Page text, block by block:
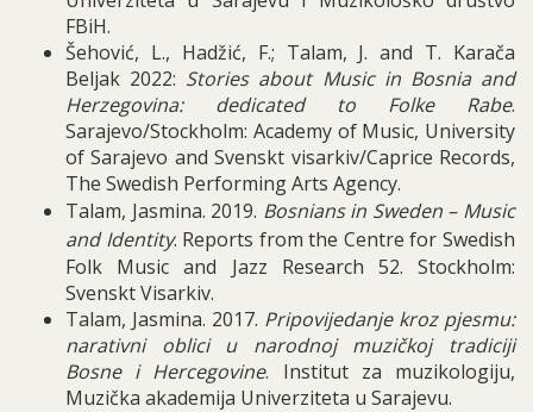
FBiH.
Šehović, L., Hadžić, F.; Talam, J. and T. Karača
Beljak 2022: Stories about Music in Bosnia and
Herzegovina: dedicated to Folke Rabe.
Sarajevo/Stockholm: Academy of Music, University
of Sarajevo and Svenskt visarkiv/Caprice Records,
The Swedish Performing Arts Agency.
Talam, Jasmina. 2019. Bosnians in Sweden – Music
and Identity. Reports from the Centre for Swedish
Folk Music and Jazz Research 52. Stockholm:
Svenskt Visarkiv.
Talam, Jasmina. 2017. Pripovijedanje kroz pjesmu:
narativni oblici u narodnoj muzičkoj tradiciji
Bosne i Hercegovine. Institut za muzikologiju,
Muzička akademija Univerziteta u Sarajevu.